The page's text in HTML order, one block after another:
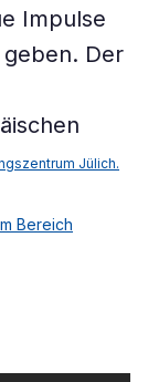
Impulse
Der
Jülich.
Bereich